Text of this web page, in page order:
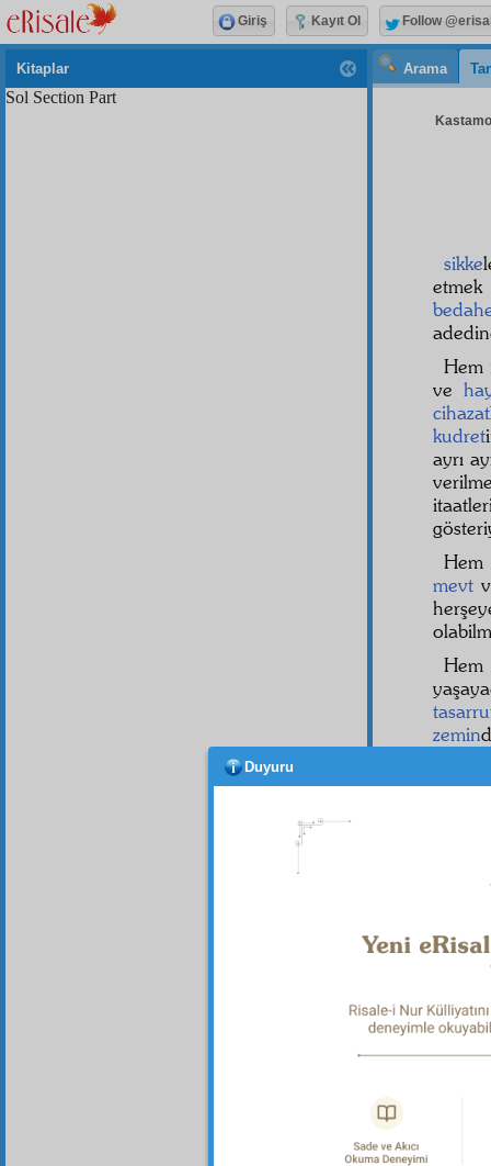
Arama
sikke
Hem
ve
cihazat
kudret
ayrı
mevt
zemin
Kitaplar
Sol Section Part
Giriş Kayıt Ol Follow
Duyuru